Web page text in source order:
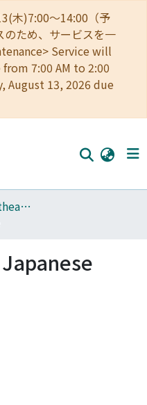
木)7:00～14:00（予
のため、サービスを一
Service will
7:00 AM to 2:00
August 13, 2026 due
430_Center for Southeast Asian Studies